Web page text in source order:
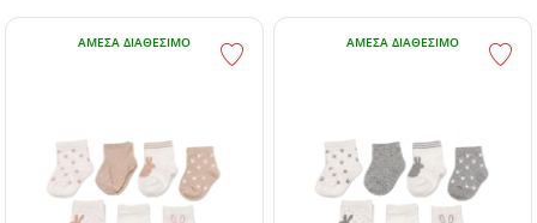
ΆΜΕΣΑ ΔΙΑΘΈΣΙΜΟ ΆΜΕΣΑ ΔΙΑΘΈΣΙΜΟ